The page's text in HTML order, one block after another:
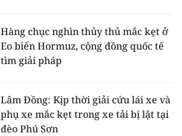
Hàng chục nghìn thủy thủ mắc kẹt ở
Eo biển Hormuz, cộng đồng quốc tế
tìm giải pháp
Lâm Đồng: Kịp thời giải cứu lái xe và
phụ xe mắc kẹt trong xe tải bị lật tại
đèo Phú Sơn